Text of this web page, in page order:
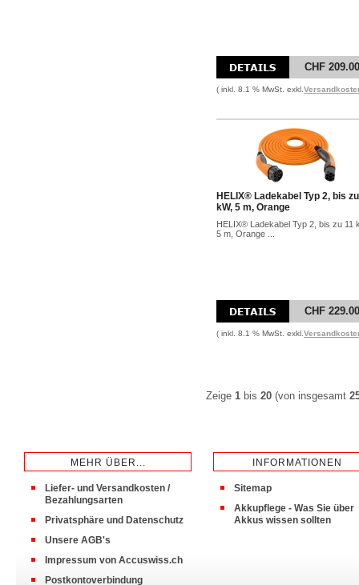
CHF 209.00
( inkl. 8.1 % MwSt. exkl.
HELIX® Ladekabel Typ 2, bis
kW, 5 m, Orange
HELIX® Ladekabel Typ 2, bis zu 11
5 m, Orange ...
CHF 229.00
( inkl. 8.1 % MwSt. exkl.
Zeige 1 bis 20 (von insgesamt
MEHR ÜBER...
Liefer- und Versandkosten /
Bezahlungsarten
Privatsphäre und Datenschutz
Unsere AGB's
Impressum von Accuswiss.ch
Postkontoverbindung
INFORMATIONEN
Sitemap
Akkupflege - Was Sie über
Akkus wissen sollten